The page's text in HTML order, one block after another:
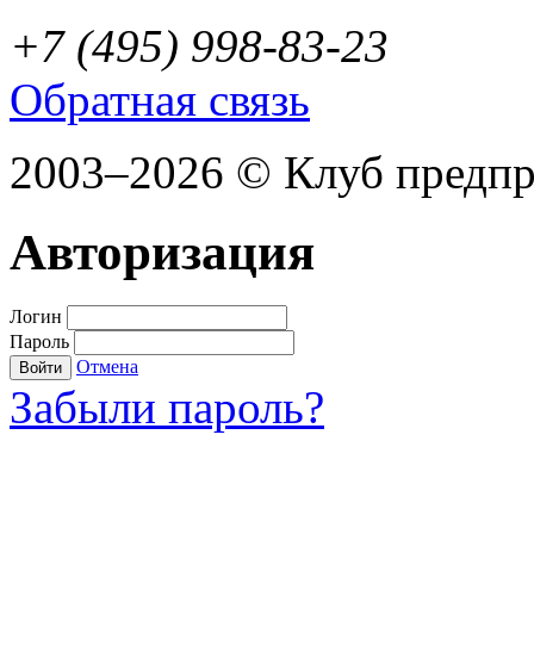
+7 (495) 998-83-23
Обратная связь
2003–2026 © Клуб
Авторизация
Логин
Пароль
Войти Отмена
Забыли пароль?